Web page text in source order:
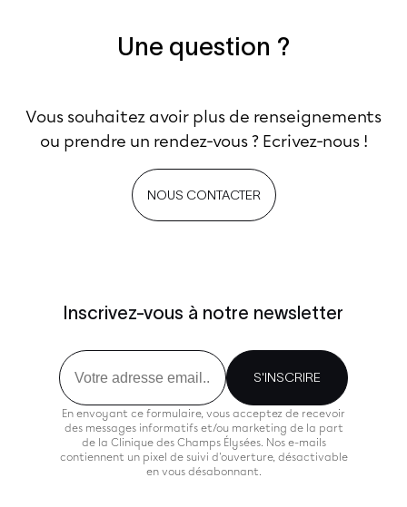
Une question ?
Vous souhaitez avoir plus de renseignements
ou prendre un rendez-vous ? Ecrivez-nous !
NOUS CONTACTER
Inscrivez-vous à notre newsletter
Email
S'INSCRIRE
En envoyant ce formulaire, vous acceptez de recevoir
des messages informatifs et/ou marketing de la part
de la Clinique des Champs Élysées. Nos e-mails
contiennent un pixel de suivi d'ouverture, désactivable
en vous désabonnant.